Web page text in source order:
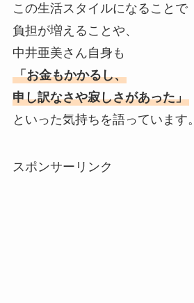
この生活スタイルになることで
負担が増えることや、
中井亜美さん自身も
「お金もかかるし、
申し訳なさや寂しさがあった」
といった気持ちを語っています。
スポンサーリンク